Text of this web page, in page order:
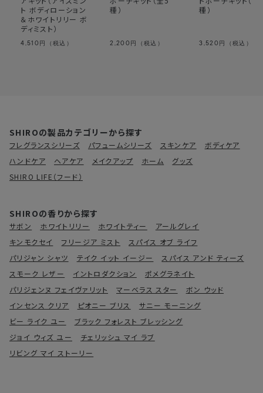
ト ボディローション
＆ホワイトリリー ボ
ディミスト）
4,510 円（税込）
種）
2,200 円（税込）
種）
3,520 円（税込）
SHIROの製品カテゴリーから探す
フレグランスシリーズ パフュームシリーズ スキンケア
ボディケア
ハンドケア
ヘアケア メイクアップ ホーム
グッズ
SHIRO LIFE（フード）
SHIROの香りから探す
サボン ホワイトリリー ホワイトティー
アールグレイ
キンモクセイ
フリージア ミスト
スパイス オブ ライフ
パリジャン シャツ
テイク イット イージー
スパイス アンド ティーズ
スモーク レザー
イントロダクション
ポメグラネイト
パリジェンヌ フェイヴァリット
マーベラス スター
ボン ウッド
インセンス クリア
ピオニー ブリス
サニー モーニング
ビー ライク ユー
ブラック フォレスト ブレッシング
ジョイ ウィズ ユー
チェリッシュ マイ ラブ
リビング マイ ストーリー